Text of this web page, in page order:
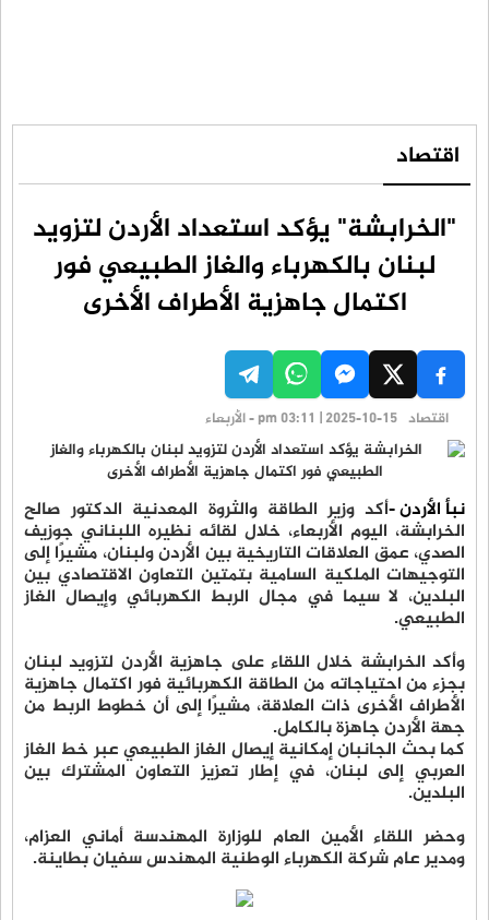
اقتصاد
"الخرابشة" يؤكد استعداد الأردن لتزويد
لبنان بالكهرباء والغاز الطبيعي فور
اكتمال جاهزية الأطراف الأخرى
اقتصاد pm 03:11 | 2025-10-15 - الأربعاء
نبأ الأردن -أكد وزير الطاقة والثروة المعدنية الدكتور صالح
الخرابشة، اليوم الأربعاء، خلال لقائه نظيره اللبناني جوزيف
الصدي، عمق العلاقات التاريخية بين الأردن ولبنان، مشيرًا إلى
التوجيهات الملكية السامية بتمتين التعاون الاقتصادي بين
البلدين، لا سيما في مجال الربط الكهربائي وإيصال الغاز
الطبيعي.
وأكد الخرابشة خلال اللقاء على جاهزية الأردن لتزويد لبنان
بجزء من احتياجاته من الطاقة الكهربائية فور اكتمال جاهزية
الأطراف الأخرى ذات العلاقة، مشيرًا إلى أن خطوط الربط من
جهة الأردن جاهزة بالكامل.
كما بحث الجانبان إمكانية إيصال الغاز الطبيعي عبر خط الغاز
العربي إلى لبنان، في إطار تعزيز التعاون المشترك بين
البلدين.
وحضر اللقاء الأمين العام للوزارة المهندسة أماني العزام،
ومدير عام شركة الكهرباء الوطنية المهندس سفيان بطاينة.